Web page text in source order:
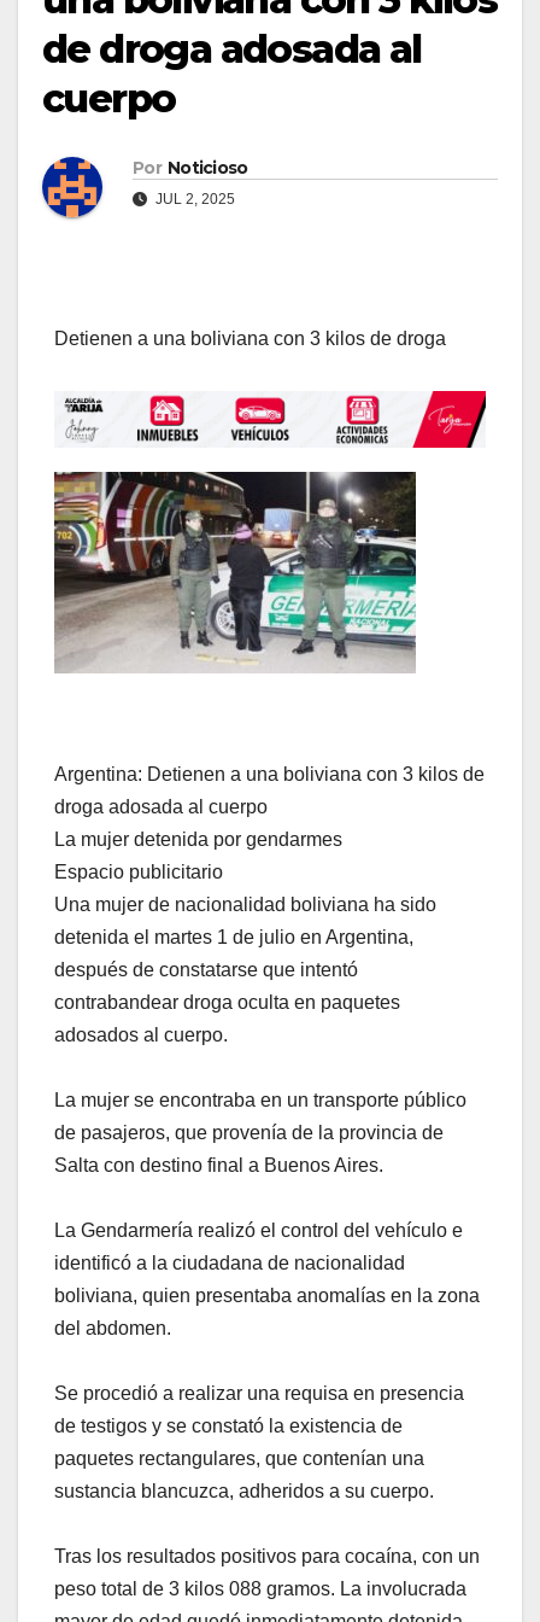
de droga adosada al
cuerpo
Por Noticioso
JUL 2, 2025
Detienen a una boliviana con 3 kilos de droga
Argentina: Detienen a una boliviana con 3 kilos de
droga adosada al cuerpo
La mujer detenida por gendarmes
Espacio publicitario
Una mujer de nacionalidad boliviana ha sido
detenida el martes 1 de julio en Argentina,
después de constatarse que intentó
contrabandear droga oculta en paquetes
adosados al cuerpo.
La mujer se encontraba en un transporte público
de pasajeros, que provenía de la provincia de
Salta con destino final a Buenos Aires.
La Gendarmería realizó el control del vehículo e
identificó a la ciudadana de nacionalidad
boliviana, quien presentaba anomalías en la zona
del abdomen.
Se procedió a realizar una requisa en presencia
de testigos y se constató la existencia de
paquetes rectangulares, que contenían una
sustancia blancuzca, adheridos a su cuerpo.
Tras los resultados positivos para cocaína, con un
peso total de 3 kilos 088 gramos. La involucrada